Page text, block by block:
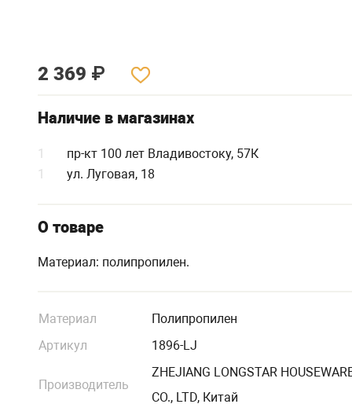
2 369 ₽
Наличие в магазинах
1
пр-кт 100 лет Владивостоку, 57К
1
ул. Луговая, 18
О товаре
Материал: полипропилен.
Материал
Полипропилен
Артикул
1896-LJ
Производитель
ZHEJIANG LONGSTAR
CO., LTD, Китай